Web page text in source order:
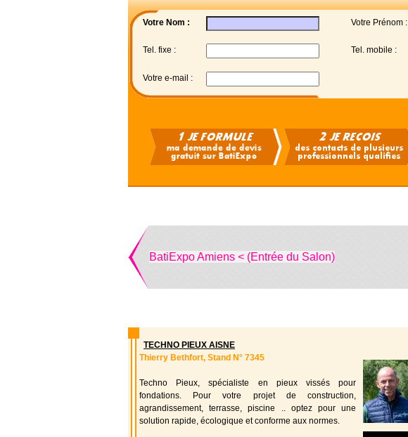
Votre Nom : Votre Prénom :
Tel. fixe : Tel. mobile :
Votre e-mail :
BatiExpo Amiens < (Entrée du Salon)
TECHNO PIEUX AISNE
Thierry Bethfort, Stand N° 7345
Techno Pieux, spécialiste en pieux vissés pour
fondations. Pour votre projet de construction,
agrandissement, terrasse, piscine .. optez pour une
solution rapide, écologique et conforme aux normes.